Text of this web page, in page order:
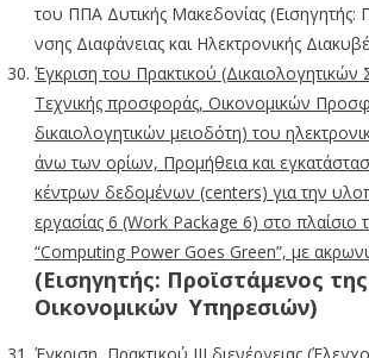
του ΠΠΑ Δυτικής Μακεδονίας (Εισηγητής:
νσης Διαφάνειας και Ηλεκτρονικής
Έγκριση του Πρακτικού (Δικαιολογητικών
Τεχνικής προσφοράς, Οικονομικών
δικαιολογητικών μειοδότη) του
άνω των ορίων, Προμήθεια και
κέντρων δεδομένων (centers) για την
εργασίας 6 (Work Package 6) στο πλαίσιο
“Computing Power Goes Green”, με
(Εισηγητής: Προϊστάμενος
Οικονομικών Υπηρεσιών)